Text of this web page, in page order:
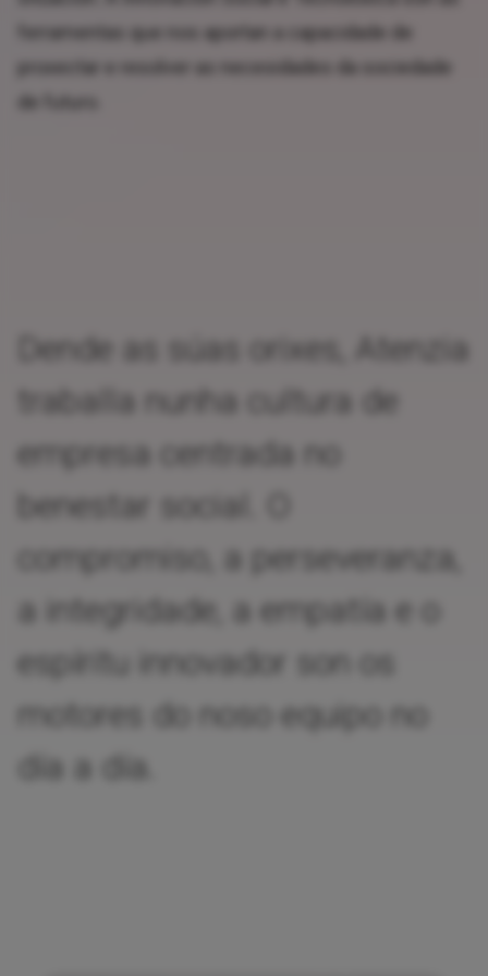
ferramentas que nos aportan a capacidade de
proxectar e resolver as necesidades da sociedade
de futuro.
Dende as súas orixes, Atenzia
traballa nunha cultura de
empresa centrada no
benestar social. O
compromiso, a perseveranza,
a integridade, a empatía e o
espíritu innovador son os
motores do noso equipo no
día a día.